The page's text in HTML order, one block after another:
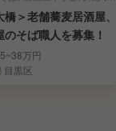
橋＞老舗蕎麦居酒屋、
そば職人を募集！
万円
目黒区